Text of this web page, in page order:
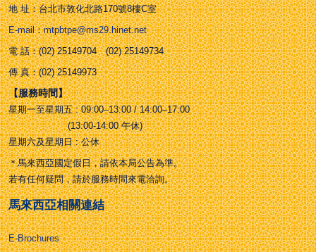
地 址：台北市敦化北路170號8樓C室
E-mail：mtpbtpe@ms29.hinet.net
電 話：(02) 25149704 (02) 25149734
傳 真：(02) 25149973
【服務時間】
星期一至星期五 : 09:00–13:00 / 14:00–17:00
(13:00-14:00 午休)
星期六及星期日 : 公休
＊馬來西亞國定假日，請依本局公告為準。
若有任何疑問，請於服務時間來電洽詢。
馬來西亞相關連結
E-Brochures